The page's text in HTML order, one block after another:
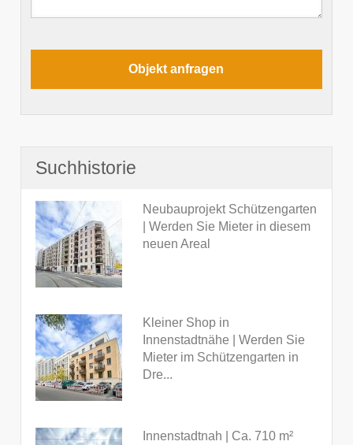
Suchhistorie
Neubauprojekt Schützengarten
| Werden Sie Mieter in diesem
neuen Areal
Kleiner Shop in
Innenstadtnähe | Werden Sie
Mieter im Schützengarten in
Dre...
Innenstadtnah | Ca. 710 m²